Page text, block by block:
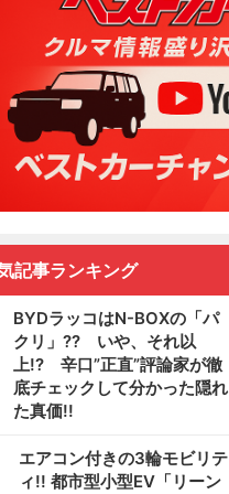
記事ランキング
BYDラッコはN-BOXの「パ
クリ」?? いや、それ以
上!? 辛口”正直”評論家が徹
底チェックして分かった隠れ
た真価!!
エアコン付きの3輪モビリテ
ィ!! 都市型小型EV「リーン